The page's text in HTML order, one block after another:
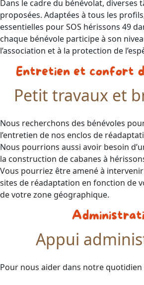
Dans le cadre du bénévolat, diverses
proposées. Adaptées à tous les
essentielles pour SOS hérissons 49
chaque bénévole participe à son
l’association et à la protection de
Entretien et confort
Petit travaux et
Nous recherchons des bénévoles
l’entretien de nos enclos de
Nous pourrions aussi avoir besoin
la construction de cabanes à
Vous pourriez être amené à
sites de réadaptation en fonction de
de votre zone géographique.
Appui
Pour nous aider dans notre